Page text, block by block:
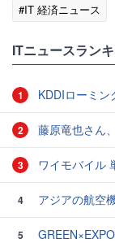
#IT 経済ニュース
ITニュースラン
1 KDDIローミン
2 藤原竜也さん、「SKYSEA
3 ワイモバイル
4 アジアの航空
5
GREEN×EXPO 2027 公